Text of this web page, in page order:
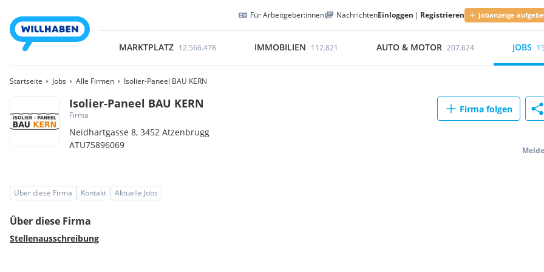
Für Arbeitgeber:innen NachrichtenEinloggen | Registrieren Jobanzeige
MARKTPLATZ 12.566.478 IMMOBILIEN 112.821 AUTO & MOTOR 207.624 JOBS
Startseite Jobs Alle Firmen Isolier-Paneel BAU KERN
Isolier-Paneel BAU KERN
Firma
Neidhartgasse 8,3452Atzenbrugg
ATU75896069
Firma folgen
Über diese Firma Kontakt Aktuelle Jobs
Über diese Firma
Stellenausschreibung